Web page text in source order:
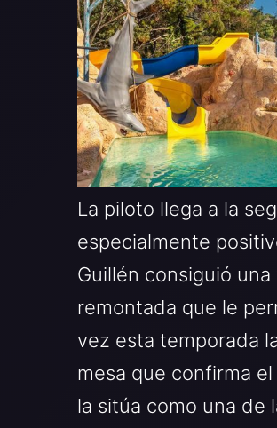
La piloto llega a la
especialmente
Guillén consiguió
remontada que le
vez esta temporada
mesa que confirma
la sitúa como una de